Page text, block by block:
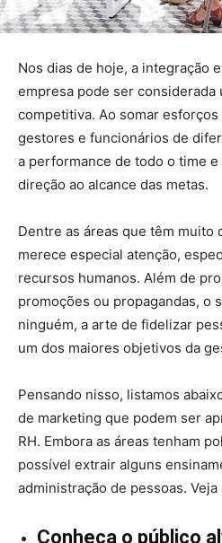
Nos dias de hoje, a integração
empresa pode ser considerada
competitiva. Ao somar
gestores e funcionários de
a performance de todo o time e
direção ao alcance das metas.
Dentre as áreas que têm muito
merece especial atenção,
recursos humanos. Além de
promoções ou propagandas, o
ninguém, a arte de fidelizar
um dos maiores objetivos da
Pensando nisso, listamos
de marketing que podem ser
RH. Embora as áreas tenham
possível extrair alguns
administração de pessoas.
Conheça o público